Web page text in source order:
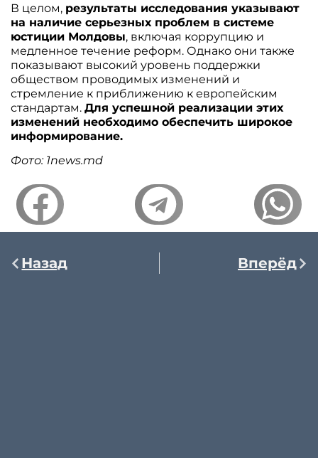
В целом, результаты исследования указывают
на наличие серьезных проблем в системе
юстиции Молдовы, включая коррупцию и
медленное течение реформ. Однако они также
показывают высокий уровень поддержки
обществом проводимых изменений и
стремление к приближению к европейским
стандартам.Для успешной реализации этих
изменений необходимо обеспечить широкое
информирование.
Фото: 1news.md
Назад Вперёд